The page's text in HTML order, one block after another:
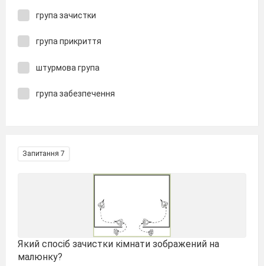
група зачистки
група прикриття
штурмова група
група забезпечення
Запитання 7
Який спосіб зачистки кімнати зображений на
малюнку?